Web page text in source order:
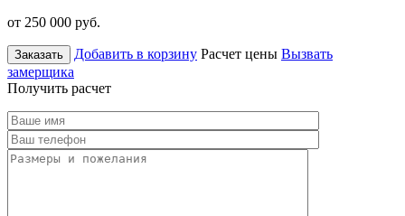
от 250 000 руб.
Заказать Добавить в корзину Расчет цены Вызвать
замерщика
Получить расчет